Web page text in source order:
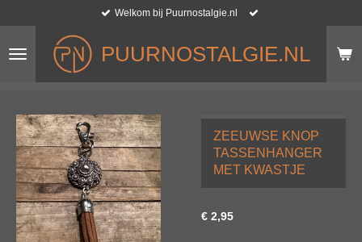
naar
hoofdinhoud
PUURNOSTALGIE.NL
Welkom bij Puurnostalgie.nl
ZEEUWSE KNOP
TASSENHANGER
MET KWASTJE
€ 2,95